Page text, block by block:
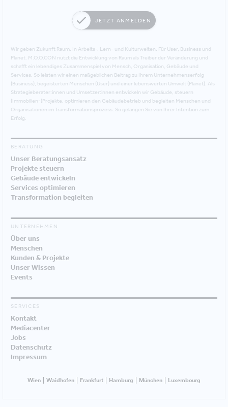
JETZT ANMELDEN
Wir geben Zukunft Raum. In Arbeits-, Lern- und Kulturwelten. Für User, Business und
Planet. M.O.O.CON nutzt die Entwicklung von Raum als Treiber der Veränderung und
schafft ein lebendiges Zusammenspiel von Mensch, Organisation, Gebäude und
Services. So leisten wir einen maßgeblichen Beitrag zu Ihrem Unternehmenserfolg
(Business), begeisterten Menschen (User) und einer lebenswerten Umwelt (Planet). Als
Strategieberater:innen und Umsetzer:innen entwickeln wir Gebäude, steuern
(Immobilien-)Projekte, optimieren den Gebäudebetrieb und begleiten Menschen und
Organisationen im Transformationsprozess. So gelangen Sie von Ihrer Intention zum
Erfolg.
BERATUNG
Unser Beratungsansatz
Projekte steuern
Gebäude entwickeln
Services optimieren
Transformation begleiten
UNTERNEHMEN
Über uns
Menschen
Kunden & Projekte
Unser Wissen
Events
SERVICES
Kontakt
Mediacenter
Jobs
Datenschutz
Impressum
Wien Waidhofen Frankfurt Hamburg München Luxembourg